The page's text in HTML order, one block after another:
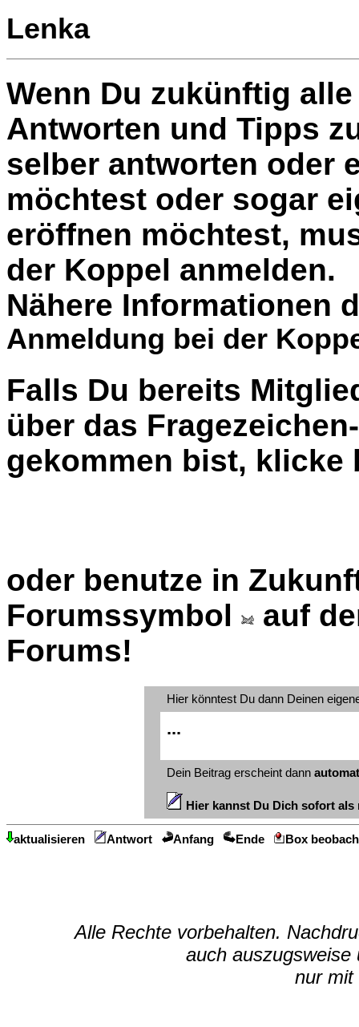
Lenka
Wenn Du zukünftig
Antworten und Tipps
selber antworten oder
möchtest oder sogar
eröffnen möchtest,
der Koppel anmelden.
Nähere Informationen
Anmeldung bei der
Falls Du bereits
über das
gekommen bist, klicke
oder benutze in
Forumssymbol
auf
Forums!
Hier könntest Du dann Deinen
...
Dein Beitrag erscheint dann
Hier kannst Du Dich sofort
aktualisieren Antwort Anfang Ende Box
Alle Rechte vorbehalten.
auch auszugsweise
nur mit